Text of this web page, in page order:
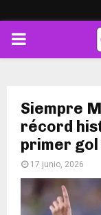
PRIMARY
Siempre
récord
primer gol
17 junio, 2026